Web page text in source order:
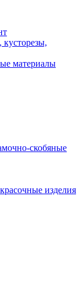
материалы
скобяные
изделия